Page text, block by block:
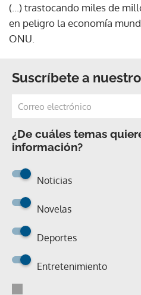
(...) trastocando miles de
en peligro la economía
ONU.
Suscríbete a
¿De cuáles temas
información?
Noticias
Novelas
Deportes
Entretenimiento